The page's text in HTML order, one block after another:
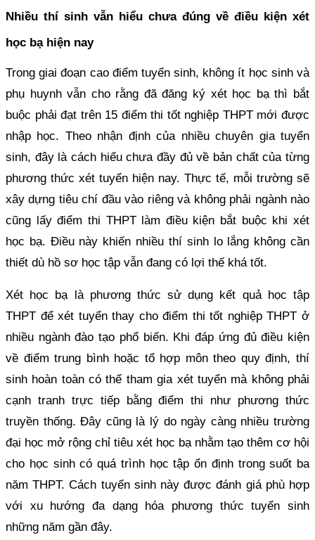
Nhiều thí sinh vẫn hiểu chưa đúng về điều kiện xét
học bạ hiện nay
Trong giai đoạn cao điểm tuyển sinh, không ít học sinh và
phụ huynh vẫn cho rằng đã đăng ký xét học bạ thì bắt
buộc phải đạt trên 15 điểm thi tốt nghiệp THPT mới được
nhập học. Theo nhận định của nhiều chuyên gia tuyển
sinh, đây là cách hiểu chưa đầy đủ về bản chất của từng
phương thức xét tuyển hiện nay. Thực tế, mỗi trường sẽ
xây dựng tiêu chí đầu vào riêng và không phải ngành nào
cũng lấy điểm thi THPT làm điều kiện bắt buộc khi xét
học bạ. Điều này khiến nhiều thí sinh lo lắng không cần
thiết dù hồ sơ học tập vẫn đang có lợi thế khá tốt.
Xét học bạ là phương thức sử dụng kết quả học tập
THPT để xét tuyển thay cho điểm thi tốt nghiệp THPT ở
nhiều ngành đào tạo phổ biến. Khi đáp ứng đủ điều kiện
về điểm trung bình hoặc tổ hợp môn theo quy định, thí
sinh hoàn toàn có thể tham gia xét tuyển mà không phải
cạnh tranh trực tiếp bằng điểm thi như phương thức
truyền thống. Đây cũng là lý do ngày càng nhiều trường
đại học mở rộng chỉ tiêu xét học bạ nhằm tạo thêm cơ hội
cho học sinh có quá trình học tập ổn định trong suốt ba
năm THPT. Cách tuyển sinh này được đánh giá phù hợp
với xu hướng đa dạng hóa phương thức tuyển sinh
những năm gần đây.